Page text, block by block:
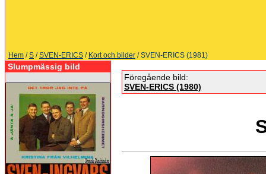
Hem /S /SVEN-ERICS / Kort och bilder / SVEN-ERICS (1981)
Slumpmässig bild
Föregående bild:
SVEN-ERICS (1980)